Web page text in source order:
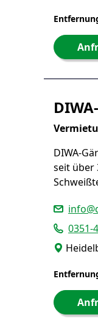
DIWA-
seit über
0351-